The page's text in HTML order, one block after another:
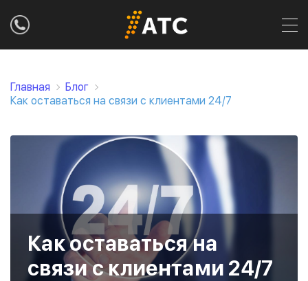
Главная
Блог
Как оставаться на связи с клиентами 24/7
Как оставаться на
связи с клиентами 24/7